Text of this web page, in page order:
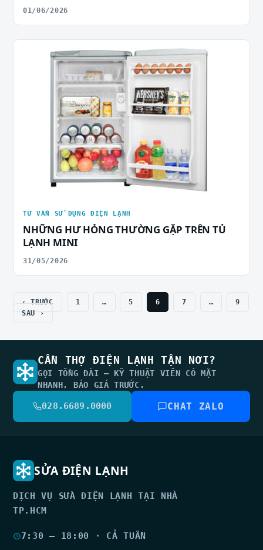
01/06/2026
TƯ VẤN SỬ DỤNG ĐIỆN LẠNH
NHỮNG HƯ HỎNG THƯỜNG GẶP TRÊN TỦ
LẠNH MINI
31/05/2026
‹ TRƯỚC 1 … 5 6 7 …
9
SAU ›
CẦN THỢ ĐIỆN LẠNH TẬN NƠI?
GỌI TỔNG ĐÀI — KỸ THUẬT VIÊN CÓ MẶT
NHANH, BÁO GIÁ TRƯỚC.
028.6689.0000 CHAT ZALO
SỬA ĐIỆN LẠNH
DỊCH VỤ SỬA ĐIỆN LẠNH TẠI NHÀ
TP.HCM
7:30 – 18:00 · CẢ TUẦN